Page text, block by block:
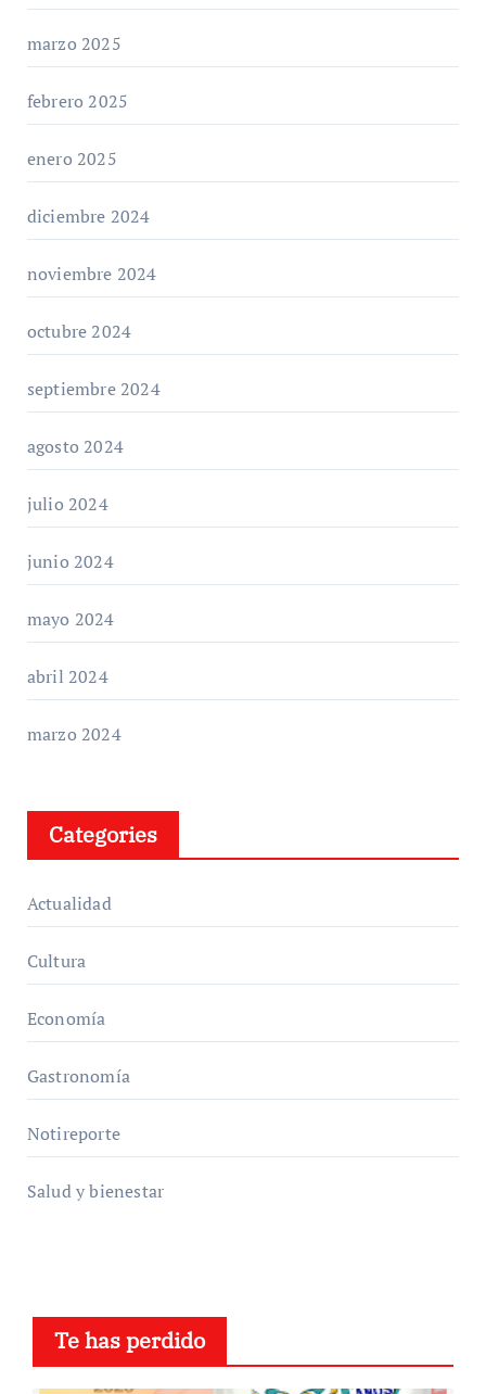
marzo 2025
febrero 2025
enero 2025
diciembre 2024
noviembre 2024
octubre 2024
septiembre 2024
agosto 2024
julio 2024
junio 2024
mayo 2024
abril 2024
marzo 2024
Categories
Actualidad
Cultura
Economía
Gastronomía
Notireporte
Salud y bienestar
Te has perdido